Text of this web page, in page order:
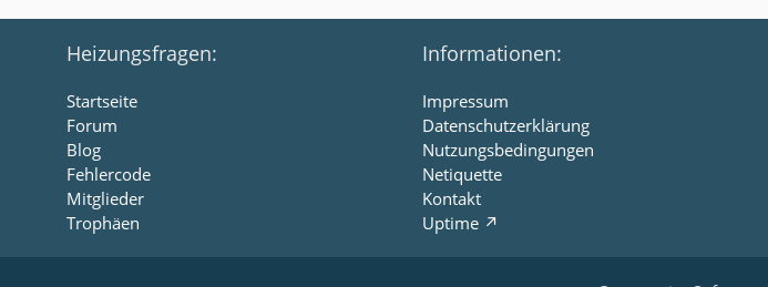
Heizungsfragen:
Startseite
Forum
Blog
Fehlercode
Mitglieder
Trophäen
Informationen:
Impressum
Datenschutzerklärung
Nutzungsbedingungen
Netiquette
Kontakt
Uptime